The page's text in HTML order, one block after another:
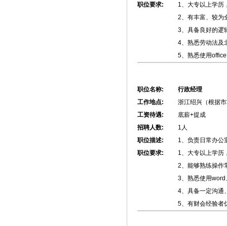
职位要求:
1、大专以上学历
2、有丰富、较为
3、具备良好的逻
4、熟悉劳动法及
5、熟悉使用
职位名称:
行政经理
工作地点:
浙江绍兴（根据
工资待遇:
底薪+提成
招聘人数:
1人
职位描述:
1、负责日常办公
职位要求:
1、大专以上学历
2、能够熟练操作
3、熟悉使用
4、具备一定沟通
5、有财会经验者